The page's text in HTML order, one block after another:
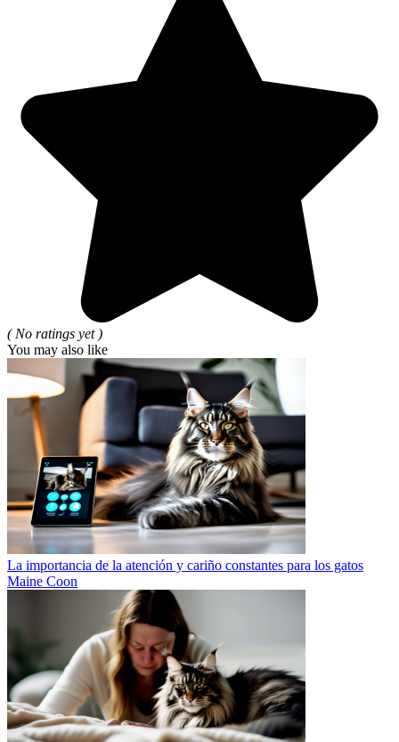
( No ratings yet )
You may also like
La importancia de la atención y cariño constantes para los gatos
Maine Coon